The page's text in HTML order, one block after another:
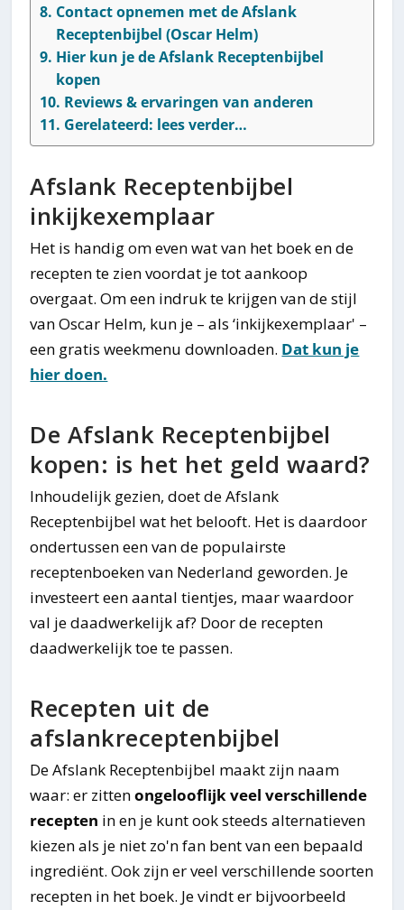
Contact opnemen met de Afslank
Receptenbijbel (Oscar Helm)
Hier kun je de Afslank Receptenbijbel
kopen
Reviews & ervaringen van anderen
Gerelateerd: lees verder…
Afslank Receptenbijbel
inkijkexemplaar
Het is handig om even wat van het boek en de
recepten te zien voordat je tot aankoop
overgaat. Om een indruk te krijgen van de stijl
van Oscar Helm, kun je – als ‘inkijkexemplaar' –
een gratis weekmenu downloaden. Dat kun je
hier doen.
De Afslank Receptenbijbel
kopen: is het het geld waard?
Inhoudelijk gezien, doet de Afslank
Receptenbijbel wat het belooft. Het is daardoor
ondertussen een van de populairste
receptenboeken van Nederland geworden. Je
investeert een aantal tientjes, maar waardoor
val je daadwerkelijk af? Door de recepten
daadwerkelijk toe te passen.
Recepten uit de
afslankreceptenbijbel
De Afslank Receptenbijbel maakt zijn naam
waar: er zittenongelooflijk veel verschillende
recepten in en je kunt ook steeds alternatieven
kiezen als je niet zo'n fan bent van een bepaald
ingrediënt. Ook zijn er veel verschillende soorten
recepten in het boek. Je vindt er bijvoorbeeld